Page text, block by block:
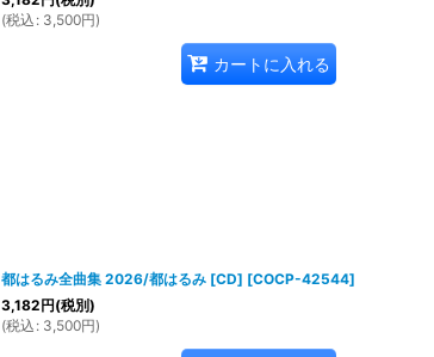
(税込 : 3,500円)
カートに入れる
都はるみ全曲集 2026/都はるみ [CD] [COCP-42544]
3,182円(税別)
(税込 : 3,500円)